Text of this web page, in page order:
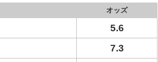
オッズ
5.6
7.3